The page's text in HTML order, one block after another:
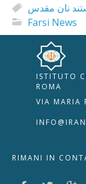
نان مقدس
Farsi News
ISTITUTO
ROMA
VIA MARIA
RIMANI IN
RIPRISTINA